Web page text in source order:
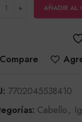
AÑADIR AL
Compare
7702045538410
Cabello,